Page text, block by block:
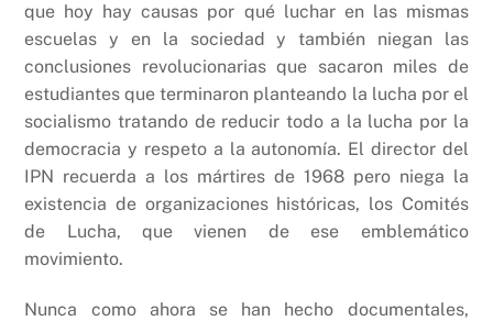
que hoy hay causas por qué luchar en las mismas
escuelas y en la sociedad y también niegan las
conclusiones revolucionarias que sacaron miles de
estudiantes que terminaron planteando la lucha por el
socialismo tratando de reducir todo a la lucha por la
democracia y respeto a la autonomía. El director del
IPN recuerda a los mártires de 1968 pero niega la
existencia de organizaciones históricas, los Comités
de Lucha, que vienen de ese emblemático
movimiento.
Nunca como ahora se han hecho documentales,